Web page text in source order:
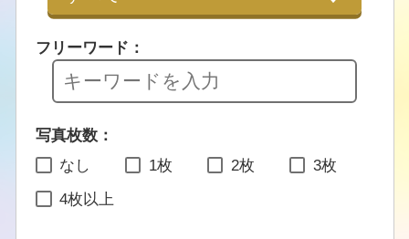
フリーワード：
写真枚数：
なし
1枚 2枚 3枚
4枚以上